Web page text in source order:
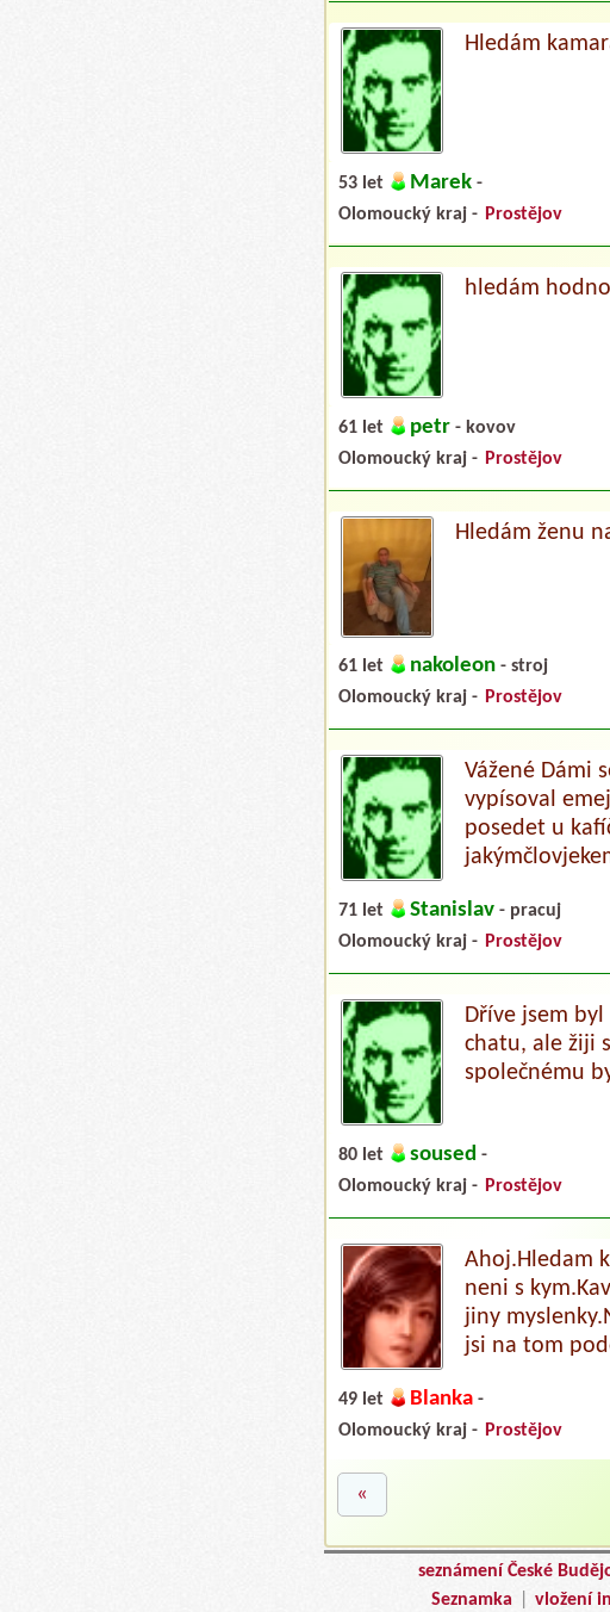
Hledám
53 let Marek -
Olomoucký kraj - Prostějov
hledám
61 let petr - kovov
Olomoucký kraj - Prostějov
Hledám ženu
61 let nakoleon - stroj
Olomoucký kraj - Prostějov
Vážené Dámi
vypísoval
posedet u
71 let Stanislav - pracuj
Olomoucký kraj - Prostějov
Dříve jsem
chatu, ale žiji
společnému
80 let soused -
Olomoucký kraj - Prostějov
Ahoj.Hledam
neni s
jiny
jsi na tom
49 let Blanka -
Olomoucký kraj - Prostějov
«
seznámení České
Seznamka
vložení